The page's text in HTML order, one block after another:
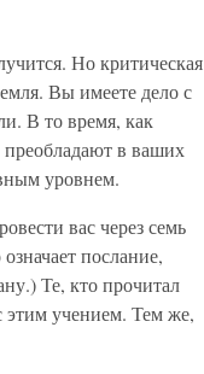
Но критическая
Вы имеете дело с
В то время, как
преобладают в ваших
уровнем.
вас через семь
послание,
Те, кто прочитал
учением. Тем же,